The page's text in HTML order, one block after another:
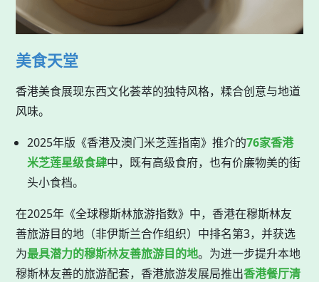
美食天堂
香港美食展现东西文化荟萃的独特风格，糅合创意与地道
风味。
2025年版《香港及澳门米芝莲指南》推介的76家香港
米芝莲星级食肆中，既有高级食府，也有价廉物美的街
头小食档。
在2025年《全球穆斯林旅游指数》中，香港在穆斯林友
善旅游目的地（非伊斯兰合作组织）中排名第3，并获选
为最具潜力的穆斯林友善旅游目的地。为进一步提升本地
穆斯林友善的旅游配套，香港旅游发展局推出香港餐厅清